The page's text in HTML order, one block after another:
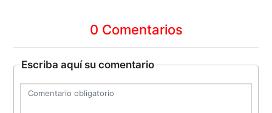
0 Comentarios
Escriba aquí su comentario